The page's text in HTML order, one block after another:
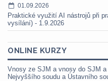
01.09.2026
Praktické využití AI nástrojů při
vysílání) - 1.9.2026
ONLINE KURZY
Vnosy ze SJM a vnosy do SJM
Nejvyššího soudu a Ústavního